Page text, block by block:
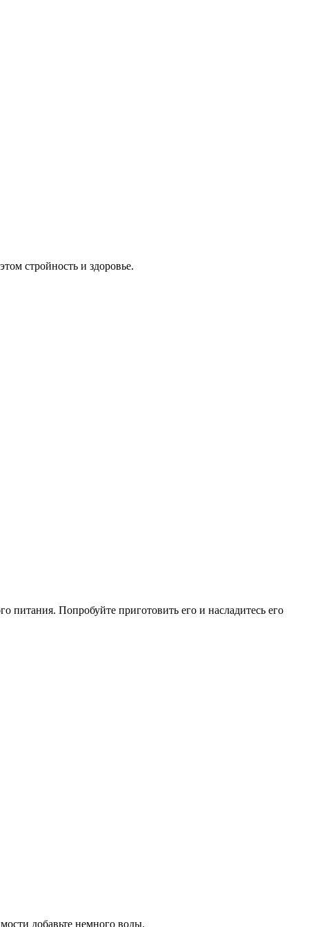
стройность и здоровье.
Попробуйте приготовить его и насладитесь его
добавьте немного воды.